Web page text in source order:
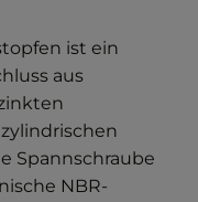
ist ein
aus
Spannschraube
NBR-